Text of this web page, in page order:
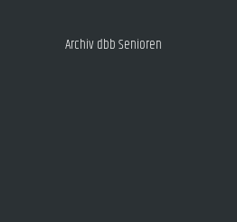
Archiv dbb Senioren